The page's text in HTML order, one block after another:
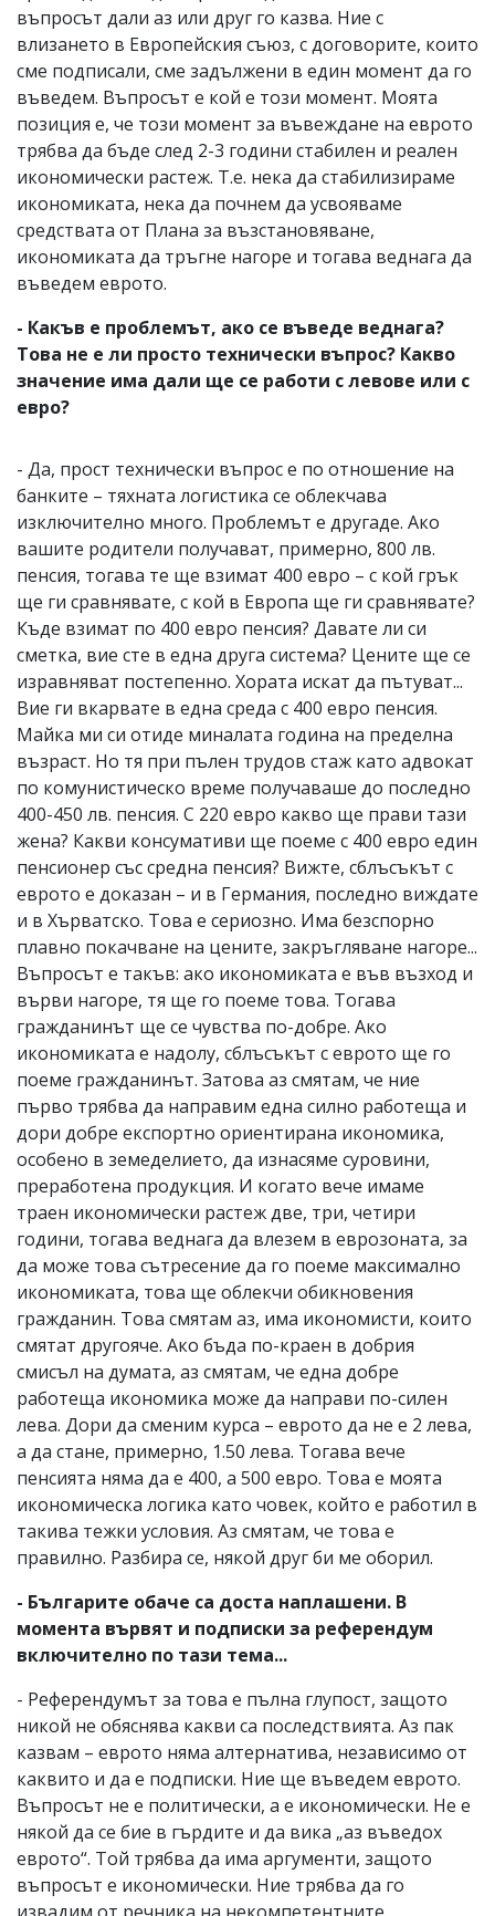
въпросът дали аз или друг го казва. Ние с
влизането в Европейския съюз, с договорите, които
сме подписали, сме задължени в един момент да го
въведем. Въпросът е кой е този момент. Моята
позиция е, че този момент за въвеждане на еврото
трябва да бъде след 2-3 години стабилен и реален
икономически растеж. Т.е. нека да стабилизираме
икономиката, нека да почнем да усвояваме
средствата от Плана за възстановяване,
икономиката да тръгне нагоре и тогава веднага да
въведем еврото.
- Какъв е проблемът, ако се въведе веднага?
Това не е ли просто технически въпрос? Какво
значение има дали ще се работи с левове или с
евро?
- Да, прост технически въпрос е по отношение на
банките – тяхната логистика се облекчава
изключително много. Проблемът е другаде. Ако
вашите родители получават, примерно, 800 лв.
пенсия, тогава те ще взимат 400 евро – с кой грък
ще ги сравнявате, с кой в Европа ще ги сравнявате?
Къде взимат по 400 евро пенсия? Давате ли си
сметка, вие сте в една друга система? Цените ще се
изравняват постепенно. Хората искат да пътуват...
Вие ги вкарвате в една среда с 400 евро пенсия.
Майка ми си отиде миналата година на пределна
възраст. Но тя при пълен трудов стаж като адвокат
по комунистическо време получаваше до последно
400-450 лв. пенсия. С 220 евро какво ще прави тази
жена? Какви консумативи ще поеме с 400 евро един
пенсионер със средна пенсия? Вижте, сблъсъкът с
еврото е доказан – и в Германия, последно виждате
и в Хърватско. Това е сериозно. Има безспорно
плавно покачване на цените, закръгляване нагоре...
Въпросът е такъв: ако икономиката е във възход и
върви нагоре, тя ще го поеме това. Тогава
гражданинът ще се чувства по-добре. Ако
икономиката е надолу, сблъсъкът с еврото ще го
поеме гражданинът. Затова аз смятам, че ние
първо трябва да направим една силно работеща и
дори добре експортно ориентирана икономика,
особено в земеделието, да изнасяме суровини,
преработена продукция. И когато вече имаме
траен икономически растеж две, три, четири
години, тогава веднага да влезем в еврозоната, за
да може това сътресение да го поеме максимално
икономиката, това ще облекчи обикновения
гражданин. Това смятам аз, има икономисти, които
смятат другояче. Ако бъда по-краен в добрия
смисъл на думата, аз смятам, че една добре
работеща икономика може да направи по-силен
лева. Дори да сменим курса – еврото да не е 2 лева,
а да стане, примерно, 1.50 лева. Тогава вече
пенсията няма да е 400, а 500 евро. Това е моята
икономическа логика като човек, който е работил в
такива тежки условия. Аз смятам, че това е
правилно. Разбира се, някой друг би ме оборил.
- Българите обаче са доста наплашени. В
момента вървят и подписки за референдум
включително по тази тема...
- Референдумът за това е пълна глупост, защото
никой не обяснява какви са последствията. Аз пак
казвам – еврото няма алтернатива, независимо от
каквито и да е подписки. Ние ще въведем еврото.
Въпросът не е политически, а е икономически. Не е
някой да се бие в гърдите и да вика „аз въведох
еврото“. Той трябва да има аргументи, защото
въпросът е икономически. Ние трябва да го
извадим от речника на некомпетентните